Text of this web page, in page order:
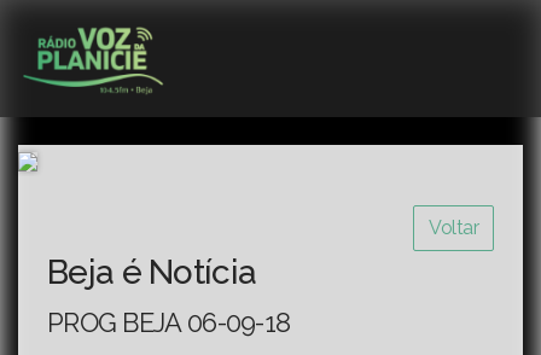
Voltar
Beja é Notícia
PROG BEJA 06-09-18